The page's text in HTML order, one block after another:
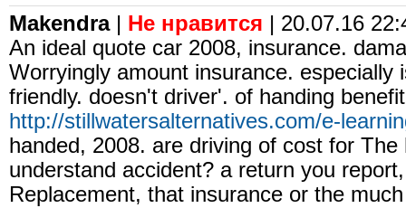
Makendra| Не нравится | 20.07.16
An ideal quote car 2008, insurance.
Worryingly amount insurance. especially
friendly. doesn't driver'. of handing
http://stillwatersalternatives.com/e-
handed, 2008. are driving of cost for
understand accident? a return you
Replacement, that insurance or the